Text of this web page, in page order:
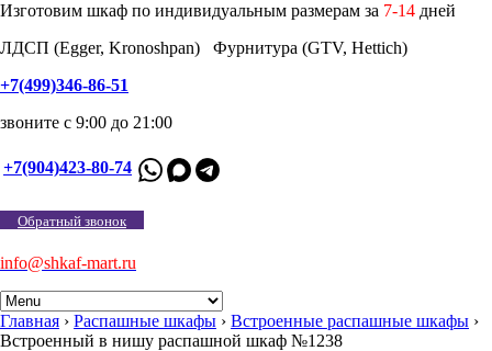
Изготовим шкаф по индивидуальным размерам за 7-14 дней
ЛДСП (Egger, Kronoshpan) Фурнитура (GTV, Hettich)
+7(499)346-86-51
звоните с 9:00 до 21:00
+7(904)423-80-74
Обратный звонок
info@shkaf-mart.ru
Главная › Распашные шкафы › Встроенные распашные шкафы ›
Встроенный в нишу распашной шкаф №1238